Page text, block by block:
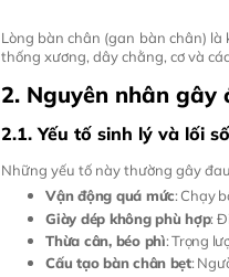
Lòng bàn chân (gan bàn chân)
thống xương, dây chằng, cơ và
2. Nguyên nhân gây
2.1. Yếu tố sinh lý và lối
Những yếu tố này thường gây
Vận động quá mức: Chạy
Giày dép không phù hợp:
Thừa cân, béo phì: Trọng
Cấu tạo bàn chân bẹt: